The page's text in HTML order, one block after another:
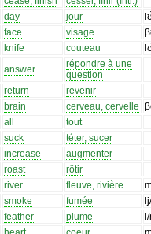
day jour
face visage
knife couteau
answer
répondre à une
question
return
revenir
brain cerveau, cervelle
all
tout
suck
téter, sucer
increase
augmenter
roast
rôtir
river fleuve, rivière
smoke fumée
feather plume